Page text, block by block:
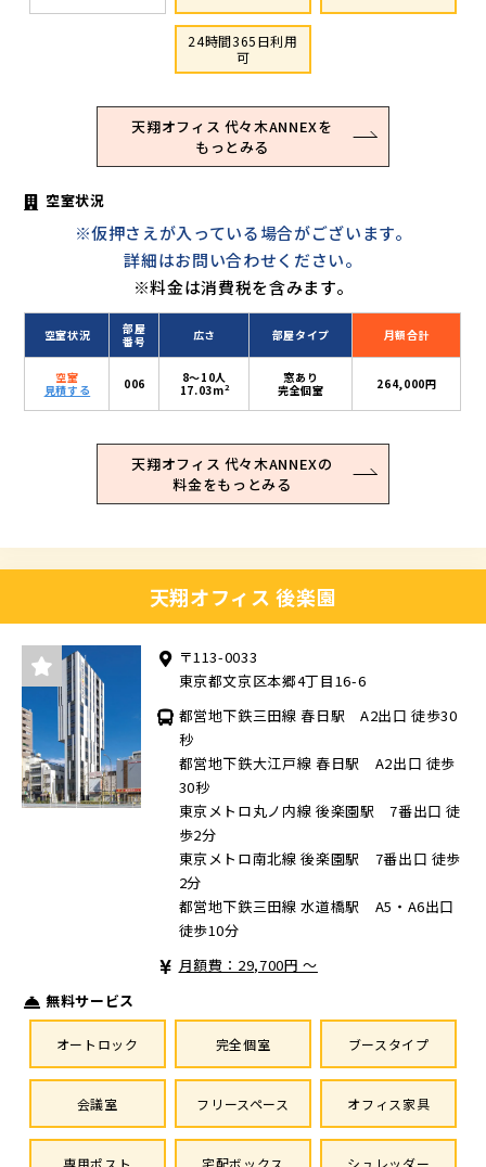
24時間365日利用
可
天翔オフィス 代々木ANNEXを
もっとみる
空室状況
※仮押さえが入っている場合がございます。
詳細はお問い合わせください。
※料金は消費税を含みます。
空室状況
部屋
番号
広さ 部屋タイプ 月額合計
空室
見積する
006
8〜10人
17.03m2
窓あり
完全個室
264,000円
天翔オフィス 代々木ANNEXの
料金をもっとみる
天翔オフィス 後楽園
〒113-0033
東京都文京区本郷4丁目16-6
都営地下鉄三田線 春日駅 A2出口 徒歩30
秒
都営地下鉄大江戸線 春日駅 A2出口 徒歩
30秒
東京メトロ丸ノ内線 後楽園駅 7番出口 徒
歩2分
東京メトロ南北線 後楽園駅 7番出口 徒歩
2分
都営地下鉄三田線 水道橋駅 A5・A6出口
徒歩10分
月額費：29,700円 ～
無料サービス
オートロック 完全個室 ブースタイプ
会議室 フリースペース オフィス家具